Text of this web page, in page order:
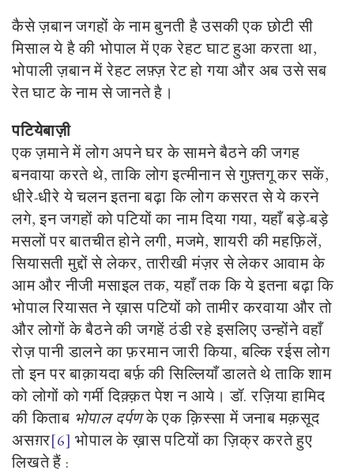
कैसे ज़बान जगहों के नाम बुनती है उसकी एक छोटी सी
मिसाल ये है की भोपाल में एक रेहट घाट हुआ करता था,
भोपाली ज़बान में रेहट लफ़्ज़ रेट हो गया और अब उसे सब
रेत घाट के नाम से जानते है।
पटियेबाज़ी
एक ज़माने में लोग अपने घर के सामने बैठने की जगह
बनवाया करते थे, ताकि लोग इत्मीनान से गुफ़्तगू कर सकें,
धीरे-धीरे ये चलन इतना बढ़ा कि लोग कसरत से ये करने
लगे, इन जगहों को पटियों का नाम दिया गया, यहाँ बड़े-बड़े
मसलों पर बातचीत होने लगी, मजमे, शायरी की महफ़िलें,
सियासती मुद्दों से लेकर, तारीखी मंज़र से लेकर आवाम के
आम और नीजी मसाइल तक, यहाँ तक कि ये इतना बढ़ा कि
भोपाल रियासत ने ख़ास पटियों को तामीर करवाया और तो
और लोगों के बैठने की जगहें ठंडी रहे इसलिए उन्होंने वहाँ
रोज़ पानी डालने का फ़रमान जारी किया, बल्कि रईस लोग
तो इन पर बाक़ायदा बर्फ़ की सिल्लियाँ डालते थे ताकि शाम
को लोगों को गर्मी दिक़्क़त पेश न आये। डॉ. रज़िया हामिद
की किताब भोपाल दर्पणके एक क़िस्सा में जनाब मक़सूद
असग़र[6] भोपाल के ख़ास पटियों का ज़िक्र करते हुए
लिखते हैं :